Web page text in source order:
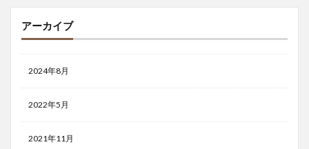
アーカイブ
2024年8月
2022年5月
2021年11月